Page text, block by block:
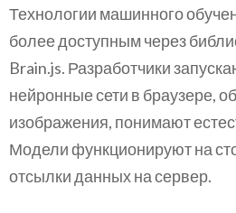
Технологии машинного
более доступным через
Brain.js. Разработчики
нейронные сети в браузере,
изображения, понимают
Модели функционируют на
отсылки данных на сервер.